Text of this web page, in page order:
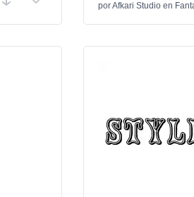
porAfkari Studioen